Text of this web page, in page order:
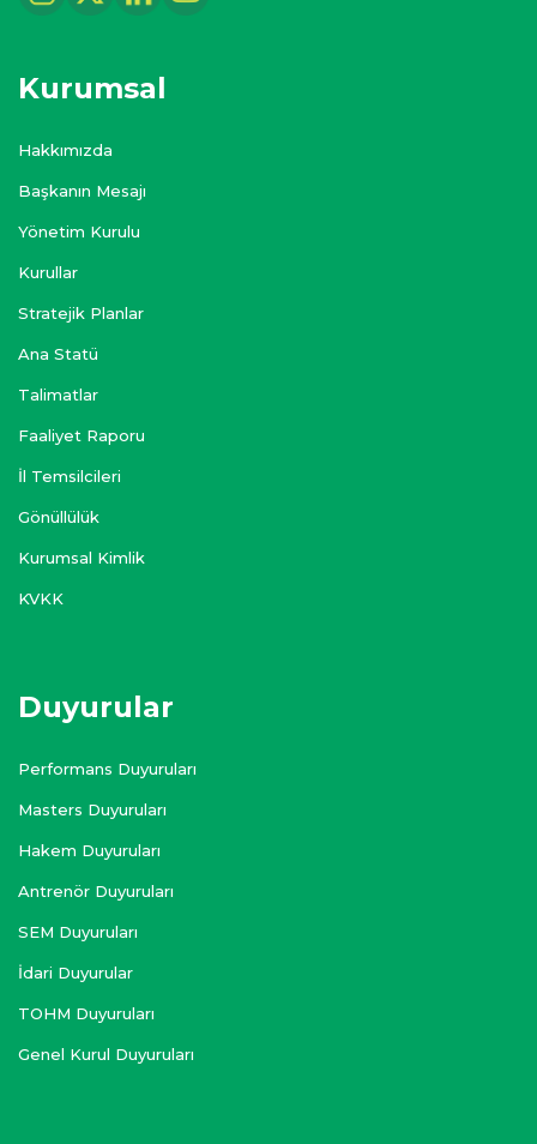
Kurumsal
Hakkımızda
Başkanın Mesajı
Yönetim Kurulu
Kurullar
Stratejik Planlar
Ana Statü
Talimatlar
Faaliyet Raporu
İl Temsilcileri
Gönüllülük
Kurumsal Kimlik
KVKK
Duyurular
Performans Duyuruları
Masters Duyuruları
Hakem Duyuruları
Antrenör Duyuruları
SEM Duyuruları
İdari Duyurular
TOHM Duyuruları
Genel Kurul Duyuruları